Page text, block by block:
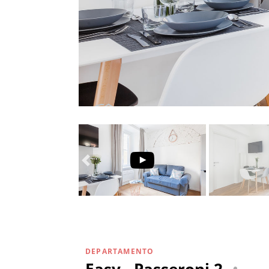
DEPARTAMENTO